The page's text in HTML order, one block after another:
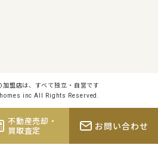
加盟店は、すべて独立・自営です
inc All Rights Reserved.
不動産売却・
買取査定
お問い合わせ